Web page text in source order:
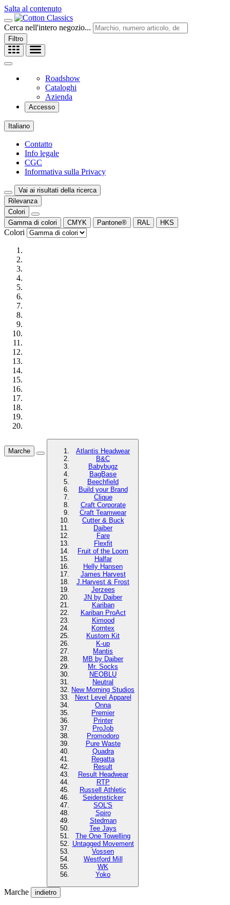
Salta al contenuto
Cerca nell'intero negozio...
Filtro
Roadshow
Cataloghi
Azienda
Accesso
Italiano
Contatto
Info legale
CGC
Informativa sulla Privacy
Vai ai risultati della ricerca
Rilevanza
Colori
Gamma di colori
CMYK Pantone® RAL HKS
Colori
Marche
Atlantis Headwear
B&C
Babybugz
BagBase
Beechfield
Build your Brand
Clique
Craft Corporate
Craft Teamwear
Cutter & Buck
Daiber
Fare
Flexfit
Fruit of the Loom
Halfar
Helly Hansen
James Harvest
J.Harvest & Frost
Jerzees
JN by Daiber
Kariban
Kariban ProAct
Kimood
Korntex
Kustom Kit
K-up
Mantis
MB by Daiber
Mr. Socks
NEOBLU
Neutral
New Morning Studios
Next Level Apparel
Onna
Premier
Printer
ProJob
Promodoro
Pure Waste
Quadra
Regatta
Result
Result Headwear
RTP
Russell Athletic
Seidensticker
SOL'S
Spiro
Stedman
Tee Jays
The One Towelling
Untagged Movement
Vossen
Westford Mill
WK
Yoko
Marche indietro